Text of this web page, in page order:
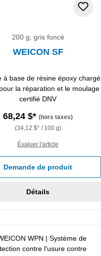
200 g, gris foncé
WEICON SF
à base de résine époxy chargé
la réparation et le moulage
certifié DNV
68,24 $*(hors taxes)
(34,12 $* / 100 g)
Évaluer l'article
Demande de produit
Détails